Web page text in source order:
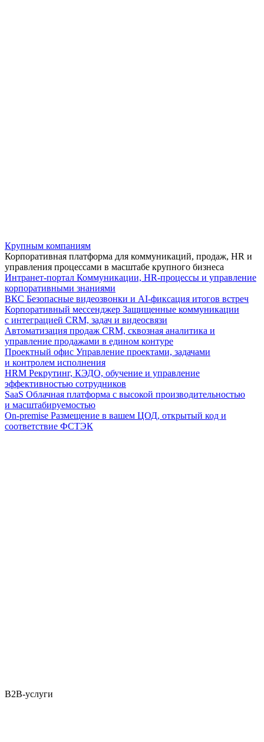
Крупным компаниям
Корпоративная платформа для коммуникаций, продаж, HR и
управления процессами в масштабе крупного бизнеса
Интранет-портал Коммуникации, HR-процессы и управление
корпоративными знаниями
ВКС Безопасные видеозвонки и AI-фиксация итогов встреч
Корпоративный мессенджер Защищенные коммуникации
с интеграцией CRM, задач и видеосвязи
Автоматизация продаж CRM, сквозная аналитика и
управление продажами в едином контуре
Проектный офис Управление проектами, задачами
и контролем исполнения
HRM Рекрутинг, КЭДО, обучение и управление
эффективностью сотрудников
SaaS Облачная платформа с высокой производительностью
и масштабируемостью
On-premise Размещение в вашем ЦОД, открытый код и
соответствие ФСТЭК
B2B-услуги